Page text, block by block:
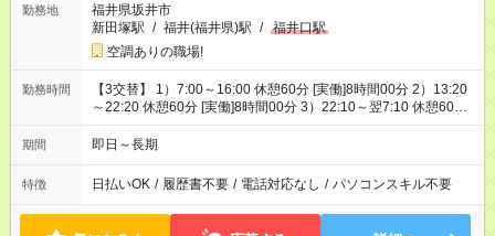
勤務地
福井県坂井市
新田塚駅 / 福井(福井県)駅 / 福井口駅
空調ありの職場!
勤務時間
【3交替】 1）7:00～16:00 休憩60分 [実働]8時間00分 2）13:20
～22:20 休憩60分 [実働]8時間00分 3）22:10～翌7:10 休憩60
分 [実働]8時間00分
期間 即日～長期
特徴 日払いOK / 履歴書不要 / 電話対応なし / パソコンスキル不要